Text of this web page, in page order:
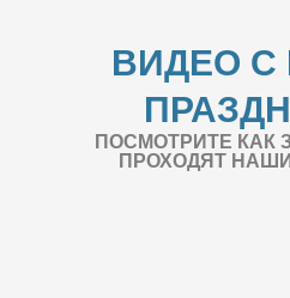
ВИДЕО
ПОСМОТРИТЕ КАК
ПРОХОДЯТ